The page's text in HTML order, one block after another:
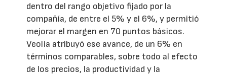
dentro del rango objetivo fijado por la
compañía, de entre el 5% y el 6%, y permitió
mejorar el margen en 70 puntos básicos.
Veolia atribuyó ese avance, de un 6% en
términos comparables, sobre todo al efecto
de los precios, la productividad y la